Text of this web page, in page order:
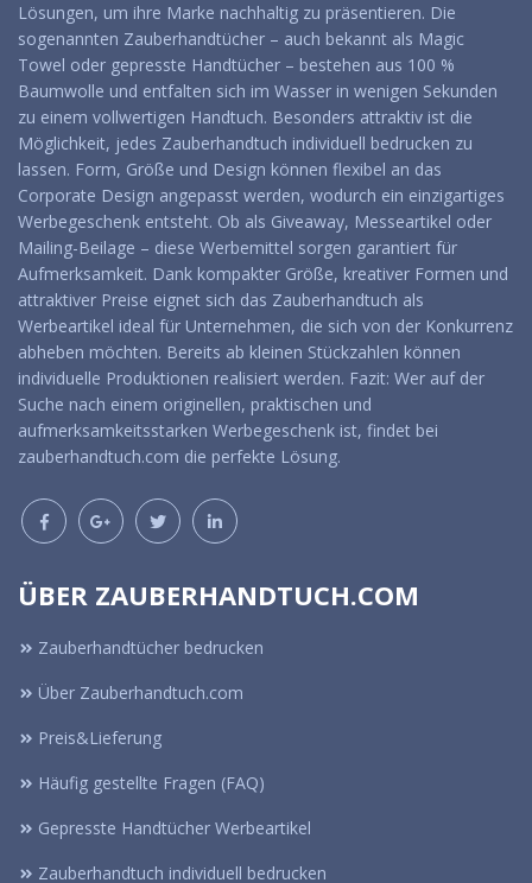
Lösungen, um ihre Marke nachhaltig zu präsentieren. Die
sogenannten Zauberhandtücher – auch bekannt als Magic
Towel oder gepresste Handtücher – bestehen aus 100 %
Baumwolle und entfalten sich im Wasser in wenigen Sekunden
zu einem vollwertigen Handtuch. Besonders attraktiv ist die
Möglichkeit, jedes Zauberhandtuch individuell bedrucken zu
lassen. Form, Größe und Design können flexibel an das
Corporate Design angepasst werden, wodurch ein einzigartiges
Werbegeschenk entsteht. Ob als Giveaway, Messeartikel oder
Mailing-Beilage – diese Werbemittel sorgen garantiert für
Aufmerksamkeit. Dank kompakter Größe, kreativer Formen und
attraktiver Preise eignet sich das Zauberhandtuch als
Werbeartikel ideal für Unternehmen, die sich von der Konkurrenz
abheben möchten. Bereits ab kleinen Stückzahlen können
individuelle Produktionen realisiert werden. Fazit: Wer auf der
Suche nach einem originellen, praktischen und
aufmerksamkeitsstarken Werbegeschenk ist, findet bei
zauberhandtuch.com die perfekte Lösung.
ÜBER ZAUBERHANDTUCH.COM
Zauberhandtücher bedrucken
Über Zauberhandtuch.com
Preis&Lieferung
Häufig gestellte Fragen (FAQ)
Gepresste Handtücher Werbeartikel
Zauberhandtuch individuell bedrucken